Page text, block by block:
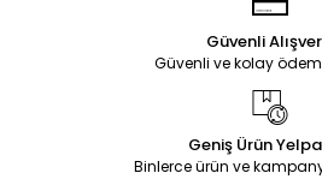
Güvenli
Güvenli ve kolay
Geniş Ürün
Binlerce ürün ve